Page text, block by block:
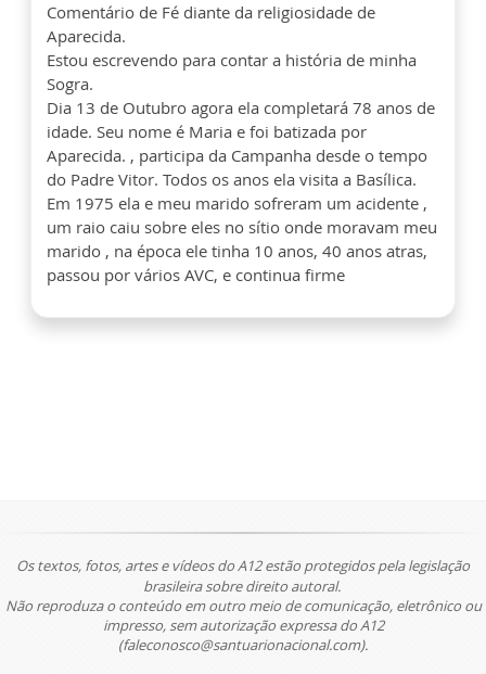
Comentário de Fé diante da religiosidade de
Aparecida.
Estou escrevendo para contar a história de minha
Sogra.
Dia 13 de Outubro agora ela completará 78 anos de
idade. Seu nome é Maria e foi batizada por
Aparecida. , participa da Campanha desde o tempo
do Padre Vitor. Todos os anos ela visita a Basílica.
Em 1975 ela e meu marido sofreram um acidente ,
um raio caiu sobre eles no sítio onde moravam meu
marido , na época ele tinha 10 anos, 40 anos atras,
passou por vários AVC, e continua firme
Os textos, fotos, artes e vídeos do A12 estão protegidos pela legislação
brasileira sobre direito autoral.
Não reproduza o conteúdo em outro meio de comunicação, eletrônico ou
impresso, sem autorização expressa do A12
(faleconosco@santuarionacional.com).